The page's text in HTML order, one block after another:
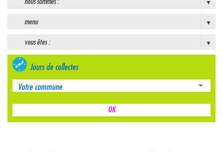
menu
vous êtes :
Jours de collectes